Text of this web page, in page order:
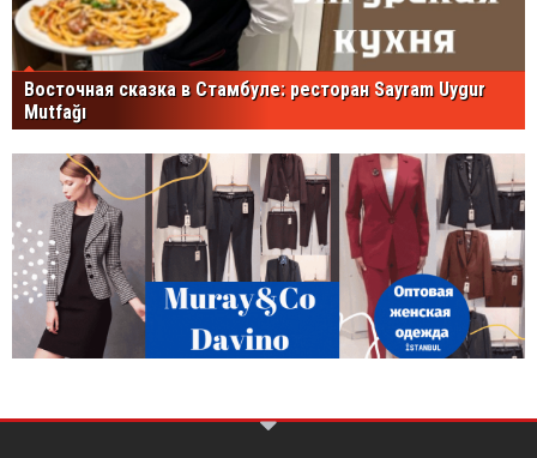
Восточная сказка в Стамбуле: ресторан Sayram Uygur
Mutfağı